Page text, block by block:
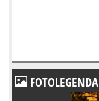
FOTOLEGENDA